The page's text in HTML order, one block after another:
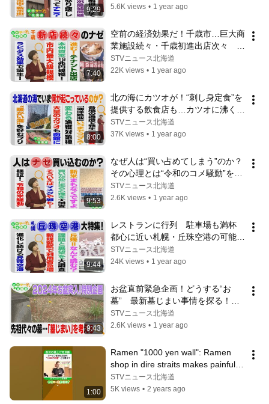
9:29
5.6K views • 1 year ago
7:40
空前の経済効果だ！千歳市…巨大商
業施設続々・千歳初進出店次々　ラ
ピダス効果に沸く３６号沿いを歩い
てみた　Ｗｅサーチ北海道#79
STVニュース北海道
22K views • 1 year ago
8:00
北の海にカツオが！“刺し身定食”を
提供する飲食店も…カツオに沸く函
館　Ｗｅサーチ北海道#78
STVニュース北海道
37K views • 1 year ago
9:53
なぜ人は“買い占めてしまう”のか？
その心理とは“令和のコメ騒動”を考
える　Ｗｅサーチ北海道#77
STVニュース北海道
2.6K views • 1 year ago
9:44
レストランに行列　駐車場も満杯
都心に近い札幌・丘珠空港の可能性
は　Ｗｅサーチ北海道#76
STVニュース北海道
24K views • 1 year ago
9:43
お盆直前緊急企画！どうする“お
墓”　最新墓じまい事情を探る！Ｗ
ｅサーチ北海道#75
STVニュース北海道
2.6K views • 1 year ago
1:00
Ramen "1000 yen wall": Ramen
shop in dire straits makes painful
decision to raise prices. WeSearc...
STVニュース北海道
5K views • 2 years ago